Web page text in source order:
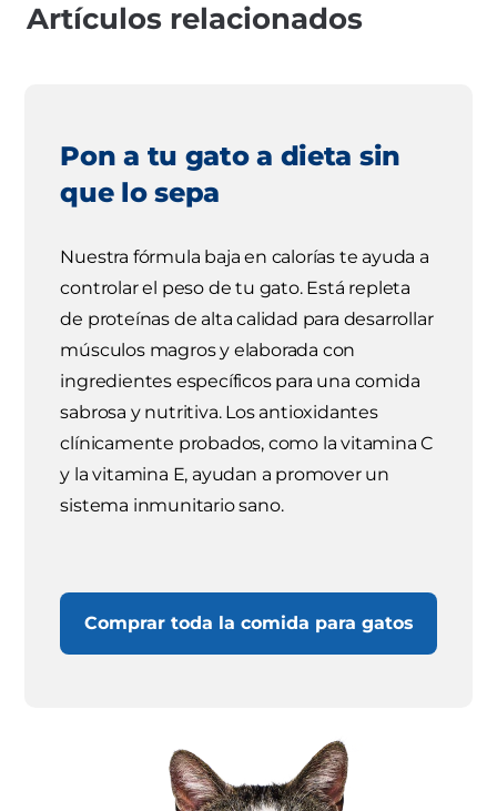
Artículos relacionados
Pon a tu gato a dieta sin
que lo sepa
Nuestra fórmula baja en calorías te ayuda a
controlar el peso de tu gato. Está repleta
de proteínas de alta calidad para desarrollar
músculos magros y elaborada con
ingredientes específicos para una comida
sabrosa y nutritiva. Los antioxidantes
clínicamente probados, como la vitamina C
y la vitamina E, ayudan a promover un
sistema inmunitario sano.
Comprar toda la comida para gatos